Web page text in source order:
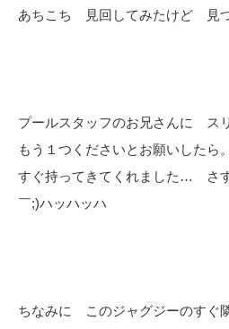
あちこち 見回してみたけど 見
プールスタッフのお兄さんに ス
もう１つくださいとお願いしたら。
すぐ持ってきてくれました… さ
￣;)ハッハッハ
ちなみに このジャグジーのす